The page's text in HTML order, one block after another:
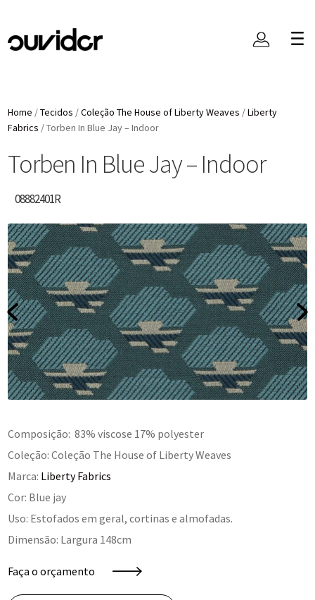
Home /Tecidos /Coleção The House of Liberty Weaves /Liberty
Fabrics /Torben In Blue Jay – Indoor
Torben In Blue Jay – Indoor
08882401R
Composição: 83% viscose 17% polyester
Coleção: Coleção The House of Liberty Weaves
Marca: Liberty Fabrics
Cor: Blue jay
Uso: Estofados em geral, cortinas e almofadas.
Dimensão: Largura 148cm
Faça o orçamento